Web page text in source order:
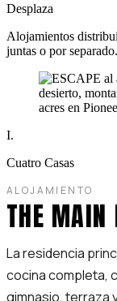
Desplaza
Alojamientos
juntas o por separado.
I.
Cuatro Casas
ALOJAMIENTO
THE MAIN
La residencia
cocina completa,
gimnasio, terraza